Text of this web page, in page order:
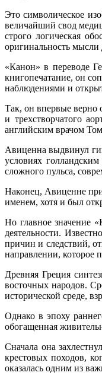
Это символическое
величайший свод
строго логическая
оригинальность мысли
«Канон» в переводе
книгопечатание, он
наблюдениями и
Так, он впервые верно
и трехстворчатого
английским врачом
Авиценна выдвинул
условиях
сложного пульса,
Наконец, Авиценне
именем, хотя и был
Но главное значение
деятельности.
причин и следствий,
направлении, которое
Древняя Греция
восточных народов.
исторической среде,
Однако в эпоху
обогащенная
Сначала она
крестовых походов,
оказалась одним из